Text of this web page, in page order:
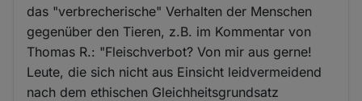
das "verbrecherische" Verhalten der Menschen
gegenüber den Tieren, z.B. im Kommentar von
Thomas R.: "Fleischverbot? Von mir aus gerne!
Leute, die sich nicht aus Einsicht leidvermeidend
nach dem ethischen Gleichheitsgrundsatz